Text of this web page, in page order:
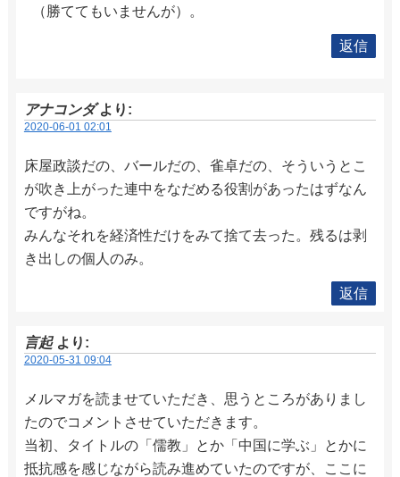
（勝ててもいませんが）。
返信
アナコンダ より:
2020-06-01 02:01
床屋政談だの、バールだの、雀卓だの、そういうとこ
が吹き上がった連中をなだめる役割があったはずなん
ですがね。
みんなそれを経済性だけをみて捨て去った。残るは剥
き出しの個人のみ。
返信
言起 より:
2020-05-31 09:04
メルマガを読ませていただき、思うところがありまし
たのでコメントさせていただきます。
当初、タイトルの「儒教」とか「中国に学ぶ」とかに
抵抗感を感じながら読み進めていたのですが、ここに